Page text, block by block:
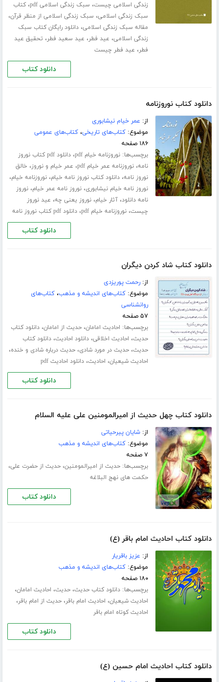
زندگی اسلامی چیست، سبک زندگی اسلامی pdf ،کتاب
سبک زندگی اسلامی، سبک زندگی اسلامی از منظر قرآن،
مقاله سبک زندگی اسلامی،دانلود رایگان کتاب سبک
زندگی اسلامی، عید فطر، عید سعید فطر، تحقیق عید
فطر، عید فطر چیست
دانلود کتاب
دانلود کتاب نوروزنامه
از: عمر خیام نیشابوری
موضوع:کتاب‌های تاریخی،کتاب‌های عمومی
۱۸۶ صفحه
برچسب‌ها:نوروزنامه خیام pdf ،
دانلود pdf کتاب نوروز
نامه،نوروزنامه عمر خیام pdf ، عمر خیام و نوروز، خالق
نوروز نامه،دانلود کتاب نوروز نامه خیام،نوروزنامه خیام،
نوروز نامه خیام نیشابوری،نوروز نامه عمر خیام،نوروز
نامه دانلود،آثار خیام،نوروز یعنی چه، عید نوروز
چیست،نوروزنامه خیام pdf ،دانلود pdf کتاب نوروز نامه
دانلود کتاب
دانلود کتاب شاد کردن دیگران
از:رحمت پوریزدی
موضوع:کتاب‌های اندیشه و مذهب،کتاب‌های
روانشناسی
۵۷ صفحه
برچسب‌ها: احادیث امامان،حدیث از امامان،دانلود کتاب
حدیث، احادیث اخلاقی،دانلود احادیث،دانلود کتاب
حدیث،حدیث در مورد شادی،حدیث درباره شادی و خنده،
احادیث شیعیان، احادیث،دانلود احادیث pdf
دانلود کتاب
دانلود کتاب چهل حدیث از امیرالمومنین علی علیه السلام
از:شایان پیرحیاتی
موضوع:کتاب‌های اندیشه و مذهب
۷ صفحه
برچسب‌ها:حدیث از امیرالمومنین،حدیث از حضرت علی،
حکمت های نهج البلاغه
دانلود کتاب
دانلود کتاب احادیث امام باقر (ع)
از: عزیز باقریار
موضوع:کتاب‌های اندیشه و مذهب
۱۸۰ صفحه
برچسب‌ها:دانلود کتاب حدیث،حدیث، احادیث امامان،
احادیث شیعیان، احادیث امام باقر،حدیث از امام باقر،
احادیث کوتاه امام باقر
دانلود کتاب
دانلود کتاب احادیث امام حسین (ع)